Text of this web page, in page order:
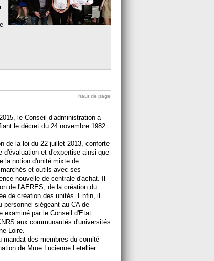
haut de page
le Conseil d’administration a
le décret du 24 novembre 1982
de la loi du 22 juillet 2013, conforte
et d'expertise ainsi que
la notion d'unité mixte de
et outils avec ses
nouvelle de centrale d'achat. Il
de l'AERES, de la création du
de création des unités. Enfin, il
personnel siégeant au CA de
examiné par le Conseil d'Etat.
aux communautés d'universités
Loire.
mandat des membres du comité
de Mme Lucienne Letellier